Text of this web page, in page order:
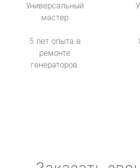
Универсальный
мастер
5 лет опыта в
ремонте
генераторов.